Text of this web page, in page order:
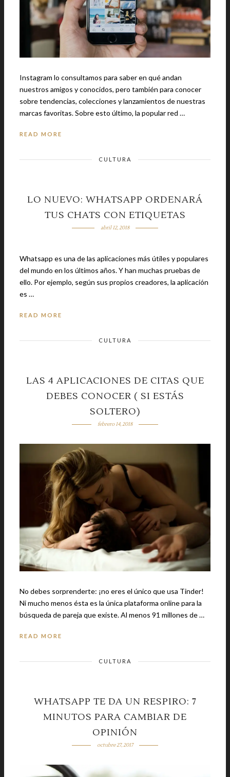
Instagram lo consultamos para saber en qué andan
nuestros amigos y conocidos, pero también para conocer
sobre tendencias, colecciones y lanzamientos de nuestras
marcas favoritas. Sobre esto último, la popular red …
READ MORE
CULTURA
LO NUEVO: WHATSAPP ORDENARÁ
TUS CHATS CON ETIQUETAS
abril 12, 2018
Whatsapp es una de las aplicaciones más útiles y populares
del mundo en los últimos años. Y han muchas pruebas de
ello. Por ejemplo, según sus propios creadores, la aplicación
es …
READ MORE
CULTURA
LAS 4 APLICACIONES DE CITAS QUE
DEBES CONOCER ( SI ESTÁS
SOLTERO)
febrero 14, 2018
No debes sorprenderte: ¡no eres el único que usa Tinder!
Ni mucho menos ésta es la única plataforma online para la
búsqueda de pareja que existe. Al menos 91 millones de …
READ MORE
CULTURA
WHATSAPP TE DA UN RESPIRO: 7
MINUTOS PARA CAMBIAR DE
OPINIÓN
octubre 27, 2017